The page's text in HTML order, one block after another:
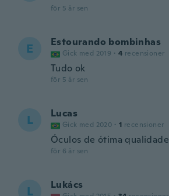
för 5 år sen
E Estourando bombinhas
Gick med 2019 · 4 recensioner
Tudo ok
för 5 år sen
L Lucas
Gick med 2020 · 1 recensioner
Óculos de ótima qualidade
för 6 år sen
L Lukács